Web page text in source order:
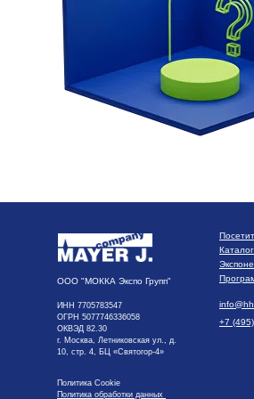
Политика Cookie
Политика обработки данных
ИНН 7705783547
ОГРН 5077746336058
ОКВЭД 82.30
г. Москва, Летниковская ул., д.
10, стр. 4, БЦ «Святогор-4»
+7
ООО "МОККА Экспо Групп"